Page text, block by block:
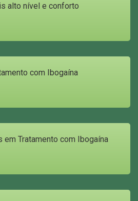
alto nível e conforto
com Ibogaína
Tratamento com Ibogaína